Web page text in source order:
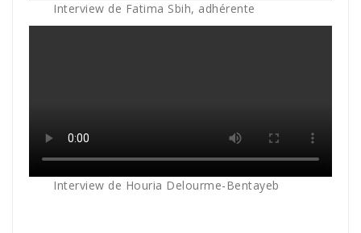
Interview de Fatima Sbih, adhérente
Interview de Houria Delourme-Bentayeb